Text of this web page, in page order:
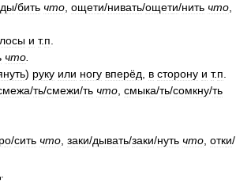
ы/бить что ощети/нивать/ощети/нить что
и т.п
что
) руку или ногу вперёд в сторону и т.п
а/ть/смежи/ть что смыка/ть/сомкну/ть
о/сить что заки/дывать/заки/нуть что отки/